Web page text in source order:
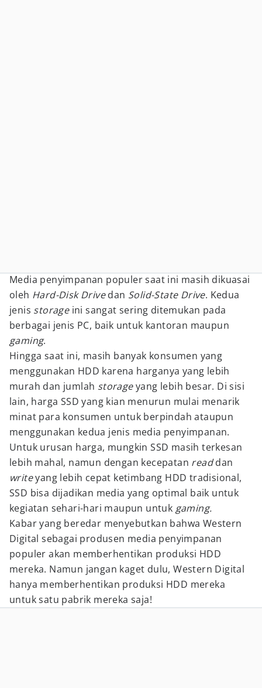
Media penyimpanan populer saat ini masih dikuasai
oleh Hard-Disk Drivedan Solid-State Drive. Kedua
jenis storageini sangat sering ditemukan pada
berbagai jenis PC, baik untuk kantoran maupun
gaming.
Hingga saat ini, masih banyak konsumen yang
menggunakan HDD karena harganya yang lebih
murah dan jumlah storageyang lebih besar. Di sisi
lain, harga SSD yang kian menurun mulai menarik
minat para konsumen untuk berpindah ataupun
menggunakan kedua jenis media penyimpanan.
Untuk urusan harga, mungkin SSD masih terkesan
lebih mahal, namun dengan kecepatan readdan
writeyang lebih cepat ketimbang HDD tradisional,
SSD bisa dijadikan media yang optimal baik untuk
kegiatan sehari-hari maupun untuk gaming.
Kabar yang beredar menyebutkan bahwa Western
Digital sebagai produsen media penyimpanan
populer akan memberhentikan produksi HDD
mereka. Namun jangan kaget dulu, Western Digital
hanya memberhentikan produksi HDD mereka
untuk satu pabrik mereka saja!